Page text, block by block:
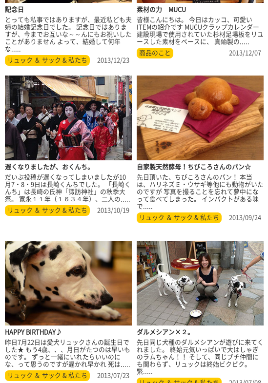
記念日
とっても私事ではありますが、最近私ども夫
婦の結婚記念日でした。 記念日ではありま
すが、今までお互いな～～んにもお祝いした
ことがありません よって、結婚して何年
な.....
リュック ＆ サック & 私たち
2013/12/23
素材の力 MUCU
皆様こんにちは。 今日はカッコ、可愛い
ITEMの紹介です MUCUクラップカレンダー
建設現場で使用されていた杉材足場板をリユ
ースした素材をベースに、 真鍮製の.....
商品のこと
2013/12/07
遅くなりましたが、おくんち。
だいぶ投稿が遅くなってしまいましたが10
月7・8・9日は長崎くんちでした。 「長崎く
んち」は長崎の氏神「諏訪神社」の秋季大
祭。 寛永１１年（１６３４年）、二人の.....
リュック ＆ サック & 私たち
2013/10/19
自家製天然酵母！ちびころさんのパン☆
先日頂いた、ちびころさんのパン！ 本当
は、ハリネズミ・ウサギ等他にも動物がいた
のですが 写真を撮ることを忘れて夢中にな
って食べてしまった。 インパクトがある味
で.....
リュック ＆ サック & 私たち
2013/09/24
HAPPY BIRTHDAY♪
昨日7月22日は愛犬リュックさんの誕生日で
した★ もう4歳、、、月日がたつのは早いも
のです。 ずっと一緒にいれたらいいのに
な、って思うのですが遅かれ早かれ 死は.....
リュック ＆ サック & 私たち
2013/07/23
ダルメシアン×２。
先日同じ犬種のダルメシアンが遊びに来てく
れました。 終始元気いっぱいで大はしゃぎ
のラムちゃん！！ そして、同じブチ仲間に
も関わらず、リュックは終始ビクビク。
緊.....